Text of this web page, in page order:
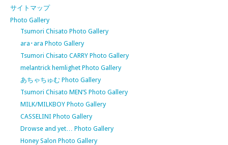
サイトマップ
Photo Gallery
Tsumori Chisato Photo Gallery
ara･ara Photo Gallery
Tsumori Chisato CARRY Photo Gallery
melantrick hemlighet Photo Gallery
あちゃちゅむ Photo Gallery
Tsumori Chisato MEN’S Photo Gallery
MILK/MILKBOY Photo Gallery
CASSELINI Photo Gallery
Drowse and yet… Photo Gallery
Honey Salon Photo Gallery